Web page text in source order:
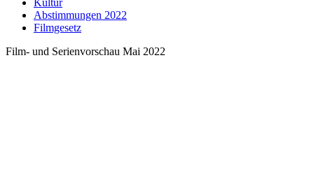
Kultur
Abstimmungen 2022
Filmgesetz
Film- und Serienvorschau Mai 2022